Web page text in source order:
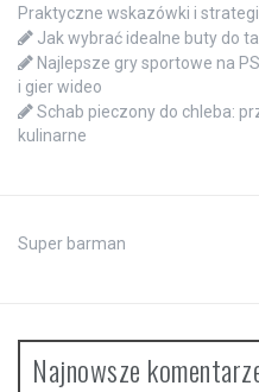
Praktyczne wskazówki i
Jak wybrać idealne buty do
Najlepsze gry sportowe na
i gier wideo
Schab pieczony do chleba:
kulinarne
Super barman
Najnowsze